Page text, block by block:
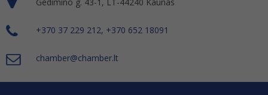
+370 37 229 212, +370 652 18091
chamber@chamber.lt